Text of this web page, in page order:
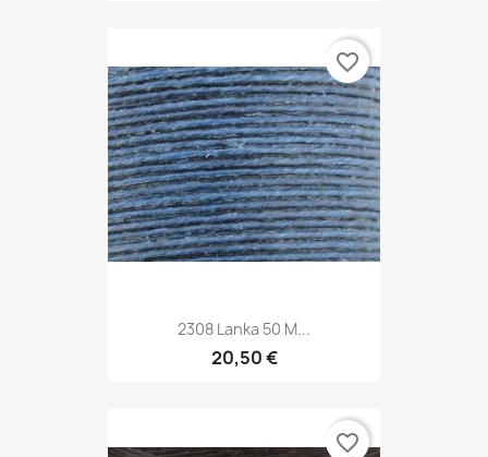
2308 Lanka 50 M...
20,50 €
favorite_border
favorite_border